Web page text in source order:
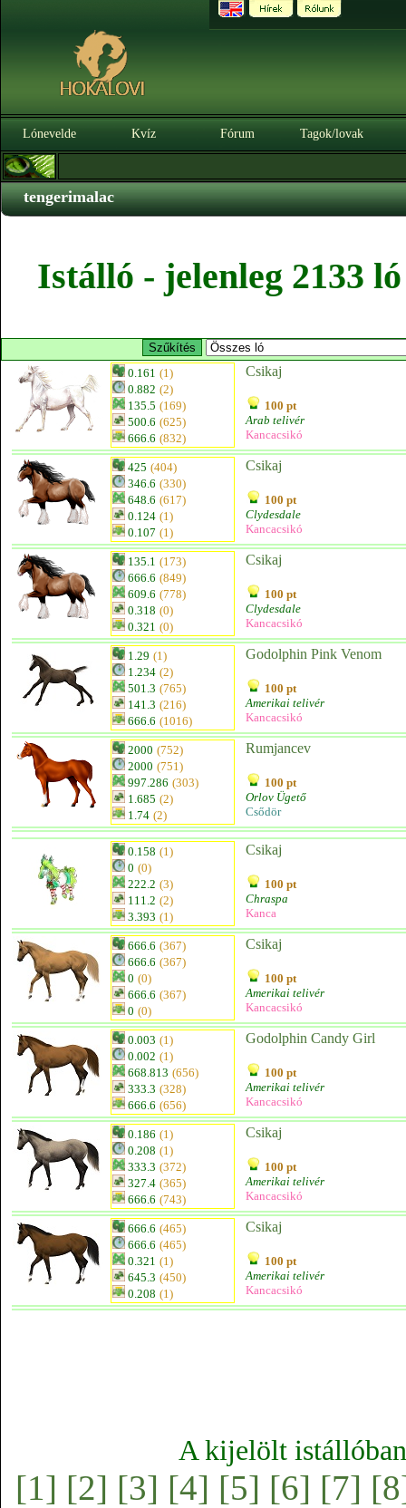
Lónevelde Kvíz Fórum Tagok/lovak
tengerimalac
Istálló - jelenleg 2133
0.161 (1)
0.882 (2)
135.5 (169)
500.6 (625)
666.6 (832)
Csikaj
100 pt
Arab telivér
Kancacsikó
425 (404)
346.6 (330)
648.6 (617)
0.124 (1)
0.107 (1)
Csikaj
100 pt
Clydesdale
Kancacsikó
135.1 (173)
666.6 (849)
609.6 (778)
0.318 (0)
0.321 (0)
Csikaj
100 pt
Clydesdale
Kancacsikó
1.29 (1)
1.234 (2)
501.3 (765)
141.3 (216)
666.6 (1016)
Godolphin Pink Venom
100 pt
Amerikai telivér
Kancacsikó
2000 (752)
2000 (751)
997.286 (303)
1.685 (2)
1.74 (2)
Rumjancev
100 pt
Orlov Ügető
Csődör
0.158 (1)
0 (0)
222.2 (3)
111.2 (2)
3.393 (1)
Csikaj
100 pt
Chraspa
Kanca
666.6 (367)
666.6 (367)
0 (0)
666.6 (367)
0 (0)
Csikaj
100 pt
Amerikai telivér
Kancacsikó
0.003 (1)
0.002 (1)
668.813 (656)
333.3 (328)
666.6 (656)
Godolphin Candy Girl
100 pt
Amerikai telivér
Kancacsikó
0.186 (1)
0.208 (1)
333.3 (372)
327.4 (365)
666.6 (743)
Csikaj
100 pt
Amerikai telivér
Kancacsikó
666.6 (465)
666.6 (465)
0.321 (1)
645.3 (450)
0.208 (1)
Csikaj
100 pt
Amerikai telivér
Kancacsikó
A kijelölt
[1] [2] [3] [4] [5] [6] [7]